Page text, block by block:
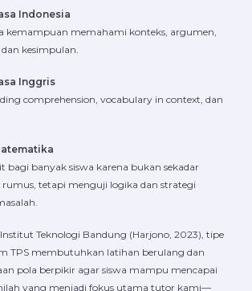
Indonesia
kemampuan memahami konteks, argumen,
kesimpulan.
Inggris
comprehension, vocabulary in context, dan
bagi banyak siswa karena bukan sekadar
tetapi menguji logika dan strategi
Teknologi Bandung (Harjono, 2023), tipe
TPS membutuhkan latihan berulang dan
pola berpikir agar siswa mampu mencapai
yang menjadi fokus utama tutor kami—